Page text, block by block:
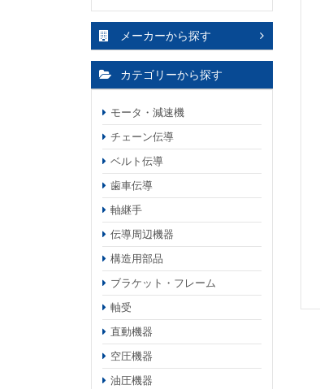
メーカーから探す
カテゴリーから探す
モータ・減速機
チェーン伝導
ベルト伝導
歯車伝導
軸継手
伝導周辺機器
構造用部品
ブラケット・フレーム
軸受
直動機器
空圧機器
油圧機器